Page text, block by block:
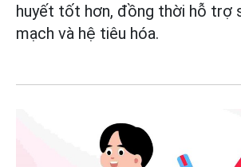
huyết tốt hơn, đồng thời hỗ trợ
mạch và hệ tiêu hóa.